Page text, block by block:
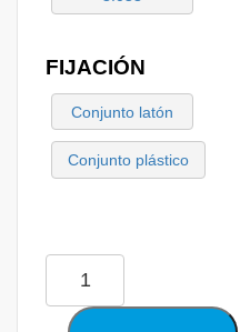
FIJACIÓN
Conjunto latón
Conjunto plástico